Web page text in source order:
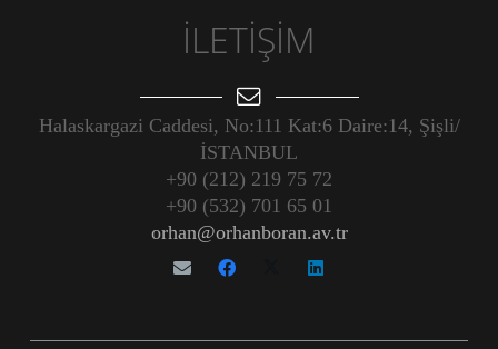
İLETİŞİM
Halaskargazi Caddesi, No:111 Kat:6 Daire:14, Şişli/
İSTANBUL
+90 (212) 219 75 72
+90 (532) 701 65 01
orhan@orhanboran.av.tr